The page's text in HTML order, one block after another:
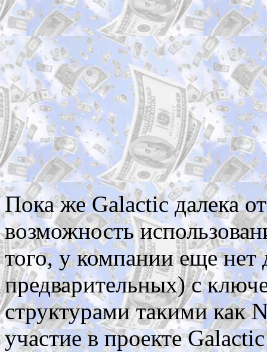
Пока же Galactic далека
возможность
того, у компании еще нет
предварительных) с
структурами такими как
участие в проекте